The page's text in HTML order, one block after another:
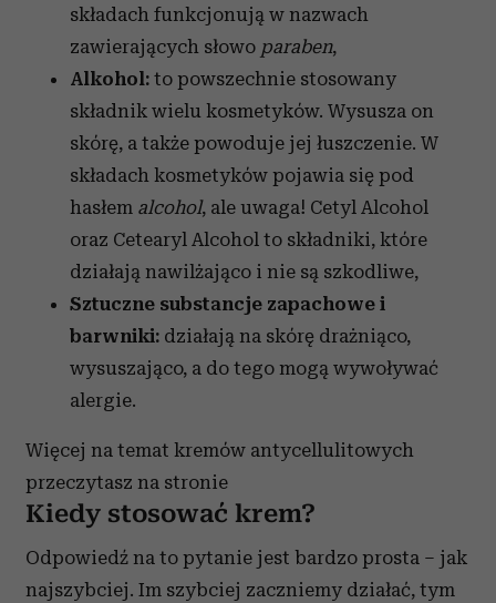
składach funkcjonują w nazwach
zawierających słowo paraben,
Alkohol: to powszechnie stosowany
składnik wielu kosmetyków. Wysusza on
skórę, a także powoduje jej łuszczenie. W
składach kosmetyków pojawia się pod
hasłem alcohol, ale uwaga! Cetyl Alcohol
oraz Cetearyl Alcohol to składniki, które
działają nawilżająco i nie są szkodliwe,
Sztuczne substancje zapachowe i
barwniki: działają na skórę drażniąco,
wysuszająco, a do tego mogą wywoływać
alergie.
Więcej na temat kremów antycellulitowych
przeczytasz na stronie
Kiedy stosować krem?
Odpowiedź na to pytanie jest bardzo prosta – jak
najszybciej. Im szybciej zaczniemy działać, tym